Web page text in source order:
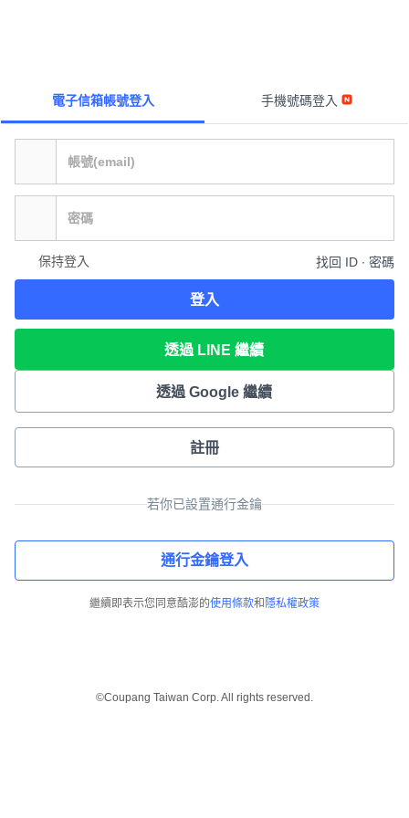
電子信箱帳號登入 手機號碼登入
保持登入 找回 ID ∙ 密碼
登入
透過 LINE 繼續
透過 Google 繼續
註冊
若你已設置通行金鑰
通行金鑰登入
繼續即表示您同意酷澎的使用條款和 隱私權政策
©Coupang Taiwan Corp. All rights reserved.